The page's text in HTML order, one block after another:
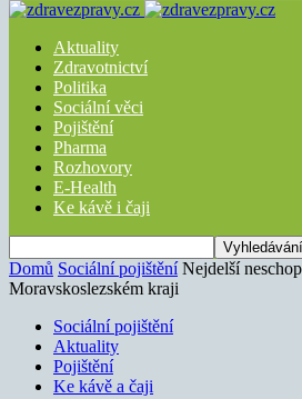
Aktuality
Zdravotnictví
Politika
Sociální věci
Pojištění
Pharma
Rozhovory
E-Health
Ke kávě i čaji
Domů Sociální pojištění Nejdelší
Moravskoslezském kraji
Sociální pojištění
Aktuality
Pojištění
Ke kávě a čaji